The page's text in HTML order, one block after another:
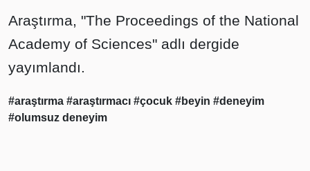
Araştırma, "The Proceedings of the National
Academy of Sciences" adlı dergide
yayımlandı.
#araştırma #araştırmacı #çocuk #beyin #deneyim
#olumsuz deneyim